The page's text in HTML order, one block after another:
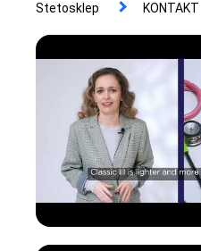
Stetosklep KONTAKT